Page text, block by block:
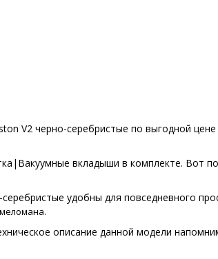
V2 черно-серебристые по выгодной цене
вкладыши в комплекте. Вот
удобны для повседневного
описание данной модели